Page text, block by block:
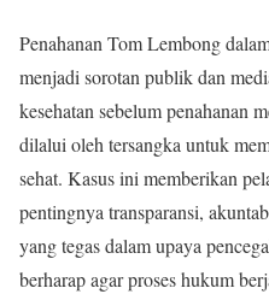
Penahanan Tom Lembong
menjadi sorotan publik dan
kesehatan sebelum penahanan
dilalui oleh tersangka untuk
sehat. Kasus ini memberikan
pentingnya transparansi,
yang tegas dalam upaya
berharap agar proses hukum